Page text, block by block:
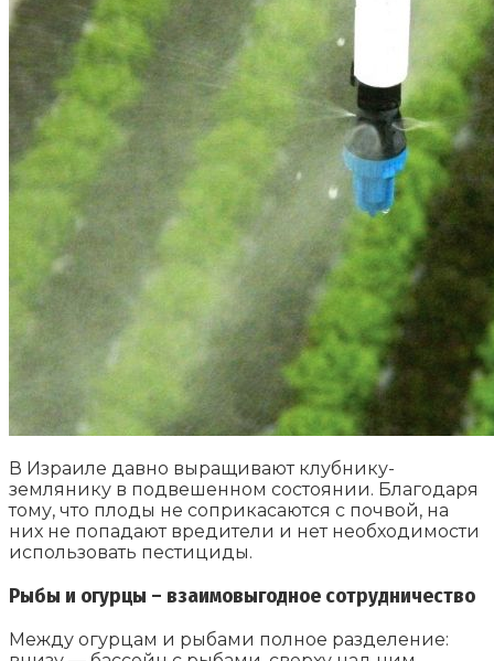
В Израиле давно выращивают клубнику-
землянику в подвешенном состоянии. Благодаря
тому, что плоды не соприкасаются с почвой, на
них не попадают вредители и нет необходимости
использовать пестициды.
Рыбы и огурцы – взаимовыгодное сотрудничество
Между огурцам и рыбами полное разделение: